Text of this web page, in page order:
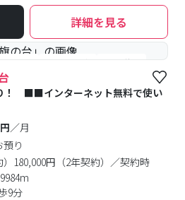
詳細を見る
アあり #予約受付中 #空室待ち
！ ■■インターネット無料で使い
／月
り
）180,000円（2年契約）／契約時
9分